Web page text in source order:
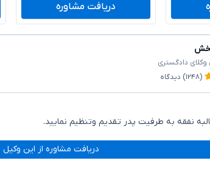
دریافت مشاوره
دادگستری
(۱۲۴۸) دیدگاه
نفقه به طرفیت پدر تقدیم وتنظیم نمایید.
دریافت مشاوره از این وکیل